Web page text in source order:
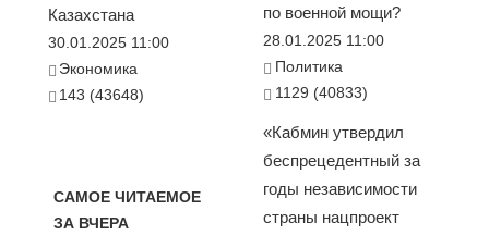
Казахстана
30.01.2025 11:00
Экономика
143 (43648)
САМОЕ ЧИТАЕМОЕ
ЗА ВЧЕРА
по военной мощи?
28.01.2025 11:00
Политика
1129 (40833)
«Кабмин утвердил
беспрецедентный за
годы независимости
страны нацпроект